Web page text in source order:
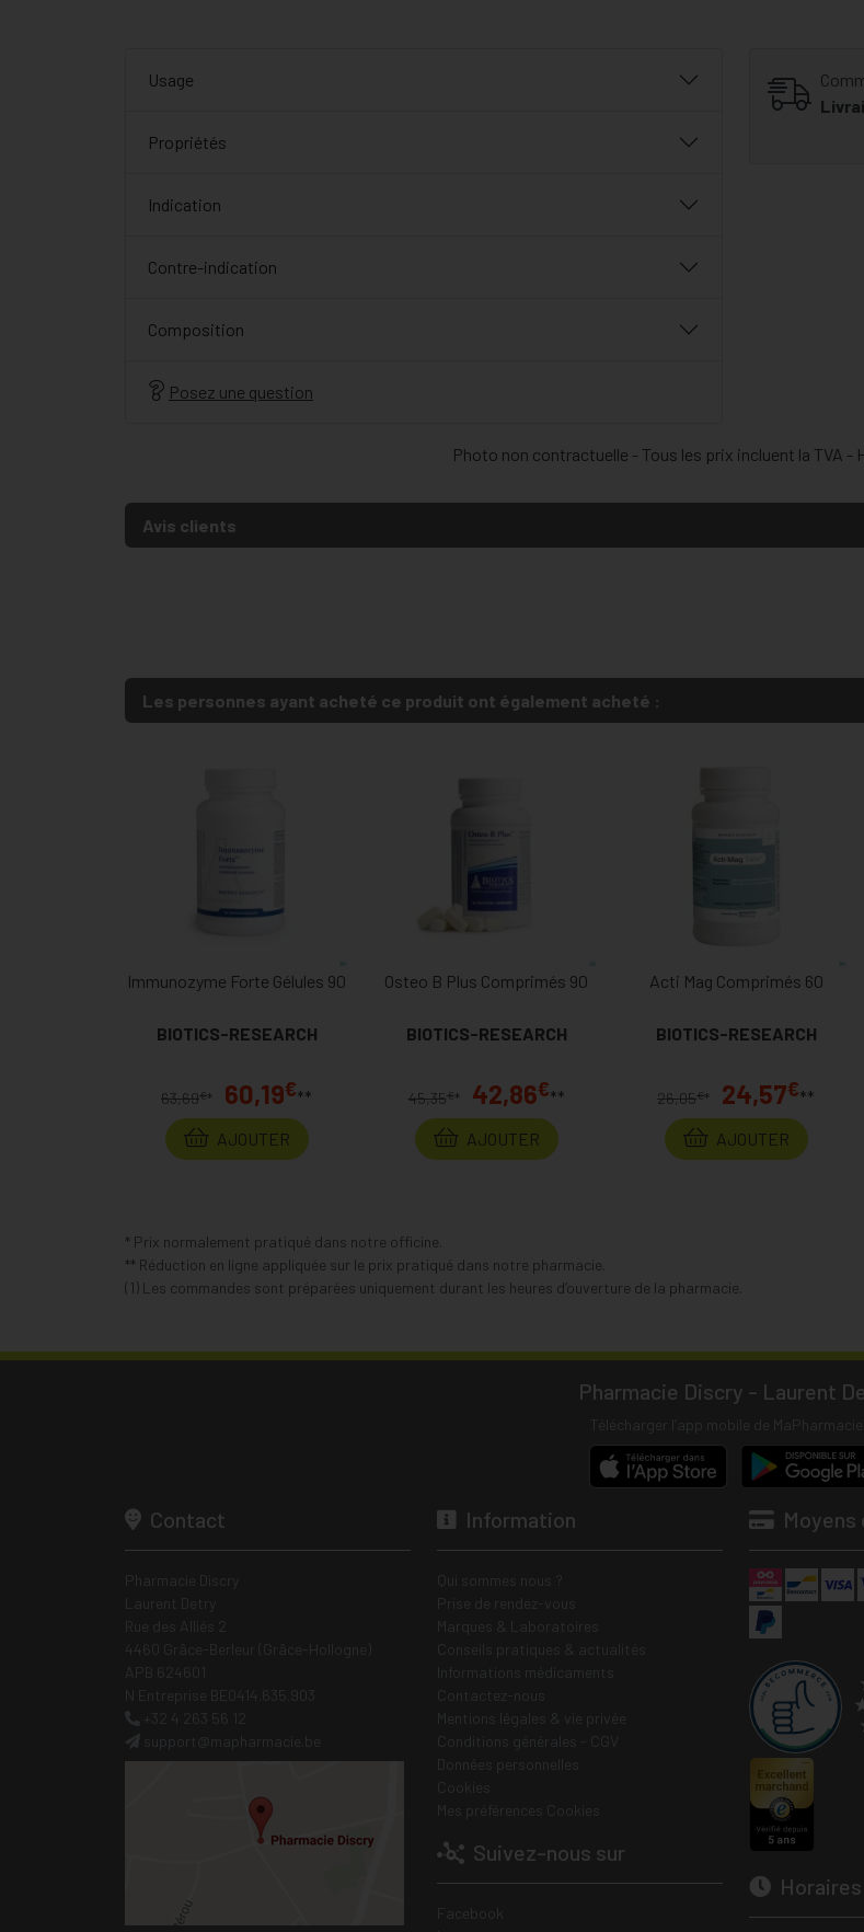
division
Usage
Propriétés
Indication
Contre-indication
Composition
Posez une question
Photo non contractuelle - Tous les prix incluent la TVA -
Avis clients
Les personnes ayant acheté ce produit ont également acheté :
Immunozyme Forte Gélules 90
BIOTICS-RESEARCH
63,69€* 60,19€**
AJOUTER
Osteo B Plus Comprimés 90
BIOTICS-RESEARCH
45,35€ * 42,86€**
AJOUTER
Acti Mag Comprimés 60
BIOTICS-RESEARCH
26,05€* 24,57€**
AJOUTER
* Prix normalement pratiqué dans notre officine.
** Réduction en ligne appliquée sur le prix pratiqué dans notre pharmacie.
(1) Les commandes sont préparées uniquement durant les heures d’ouverture de la pharmacie.
Pharmacie Discry - Laurent
Contact Information
Suivez-nous sur
Horaires